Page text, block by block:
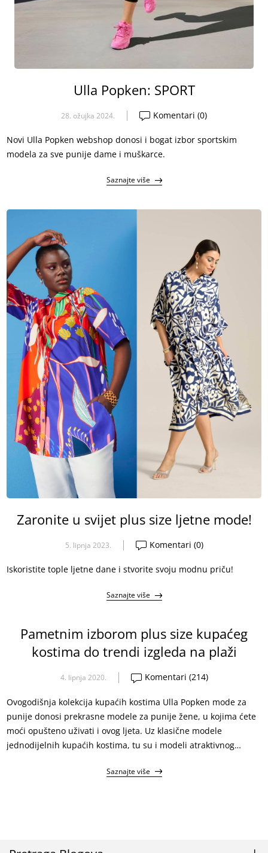
Ulla Popken: SPORT
28. ožujka 2024. Komentari (0)
Novi Ulla Popken webshop donosi i bogat izbor sportskim
modela za sve punije dame i muškarce.
Saznajte više
Zaronite u svijet plus size ljetne mode!
5. lipnja 2023. Komentari (0)
Iskoristite tople ljetne dane i stvorite svoju modnu priču!
Saznajte više
Pametnim izborom plus size kupaćeg
kostima do trendi izgleda na plaži
4. lipnja 2020. Komentari (214)
Ovogodišnja kolekcija kupaćih kostima Ulla Popken mode za
punije donosi prekrasne modele za punije žene, u kojima ćete
moći opušteno uživati i ovog ljeta. Uz klasične modele
jednodijelnih kupaćih kostima, tu su i modeli atraktivnog
modeli kupaćih kostima Ulle Popken prilagođeni su plus size
Saznajte više